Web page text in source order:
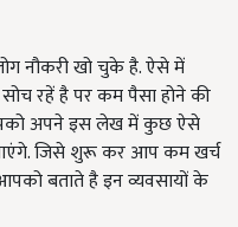
नौकरी खो चुके है. ऐसे में
रहें है पर कम पैसा होने की
अपने इस लेख में कुछ ऐसे
जिसे शुरू कर आप कम खर्च
बताते है इन व्यवसायों के